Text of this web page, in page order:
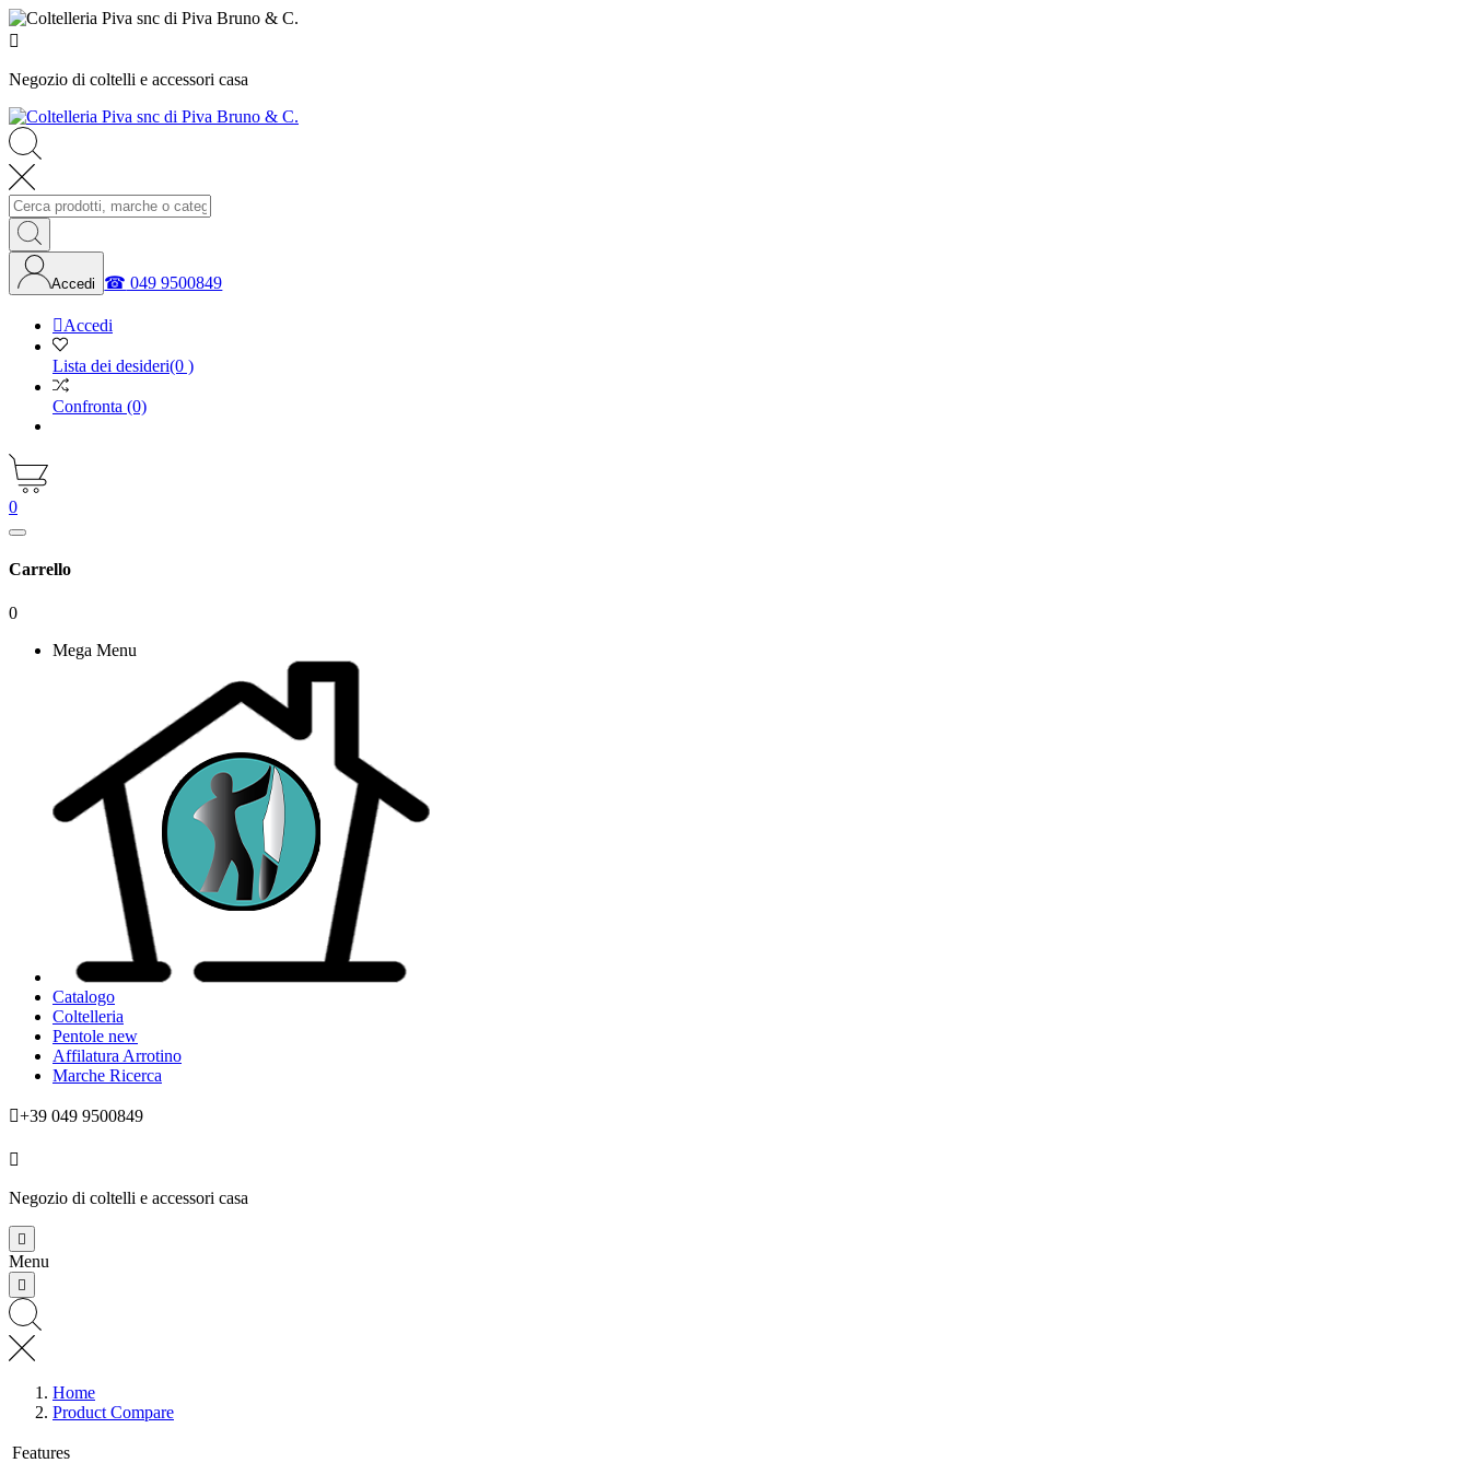

Negozio di coltelli e accessori casa
Accedi ☎ 049 9500849
Accedi
Lista dei desideri(0 )
Confronta (0)
0
Carrello
0
Mega Menu
Catalogo
Coltelleria
Pentole new
Affilatura Arrotino
Marche Ricerca
+39 049 9500849

Negozio di coltelli e accessori casa

Menu

Home
Product Compare
Features